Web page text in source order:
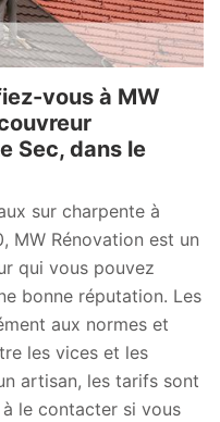
vous à MW
Sec, dans le
sur charpente à
MW Rénovation est un
qui vous pouvez
bonne réputation. Les
aux normes et
les vices et les
artisan, les tarifs sont
à le contacter si vous